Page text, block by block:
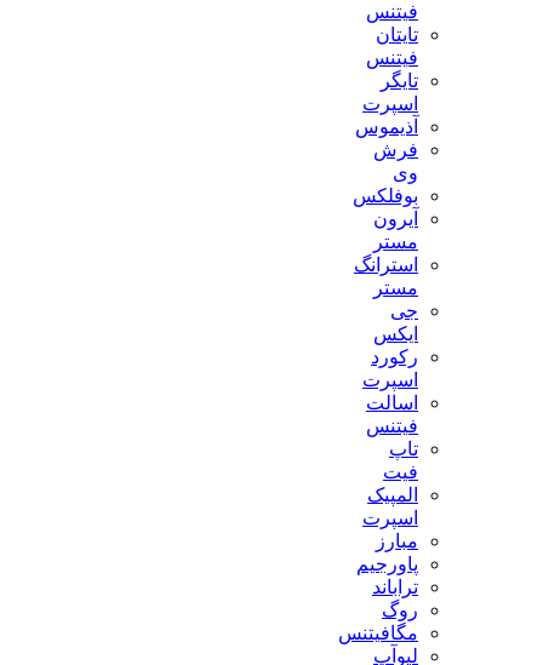
فیتنس
تایتان
فیتنس
تایگر
اسپرت
آذیموس
فرش
بوفلکس
آیرون
استرانگ
جی
رکورد
اسپرت
اسالت
فیتنس
تاپ
المپیک
اسپرت
مبارز
پاورجیم
تراباند
روگ
مگافیتنس
لیوآپ